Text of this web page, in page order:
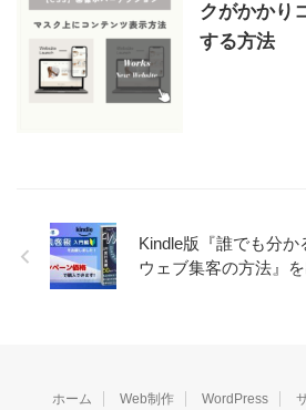
クがかかり
する方法
Kindle版『誰でも分
ウェブ集客の方法』
ホーム Web制作 WordPress